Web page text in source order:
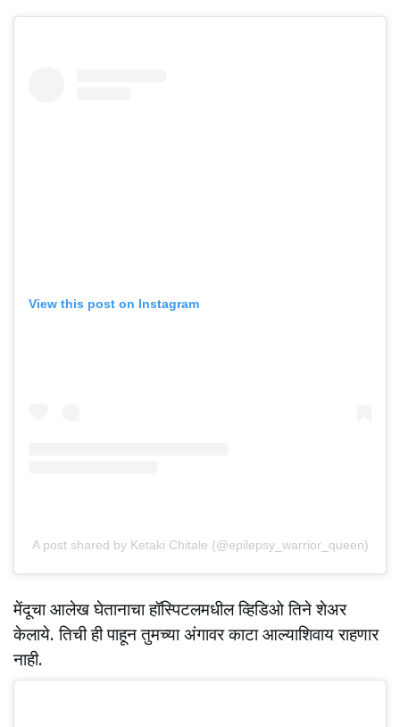
View this post on Instagram
A post shared by Ketaki Chitale (@epilepsy_warrior_queen)
मेंदूचा आलेख घेतानाचा हॉस्पिटलमधील व्हिडिओ तिने शेअर
केलाये. तिची ही पाहून तुमच्या अंगावर काटा आल्याशिवाय राहणार
नाही.